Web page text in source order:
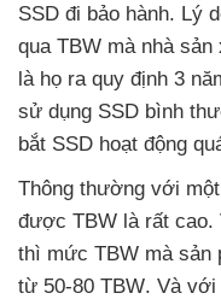
SSD đi bảo hành. Lý
qua TBW mà nhà sản
là họ ra quy định 3
sử dụng SSD bình
bắt SSD hoạt động
Thông thường với
được TBW là rất cao.
thì mức TBW mà sản
từ 50-80 TBW. Và với